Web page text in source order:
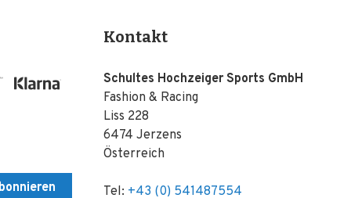
Kontakt
Schultes Hochzeiger Sports GmbH
Fashion & Racing
Liss 228
6474 Jerzens
Österreich
Tel: +43 (0) 541487554